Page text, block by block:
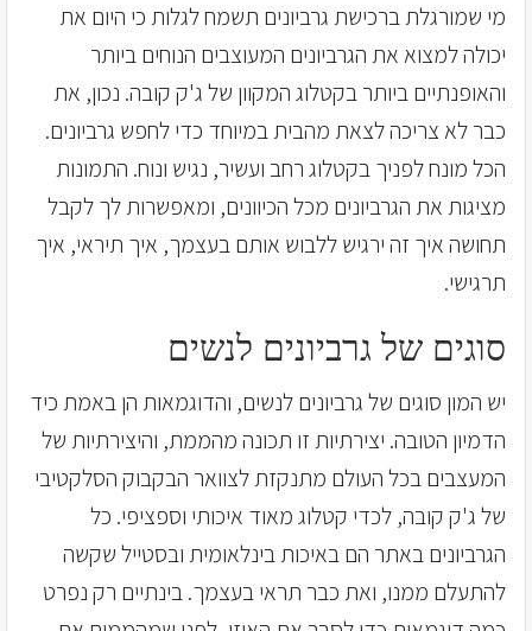
מי שמורגלת ברכישת גרביונים תשמח לגלות כי היום את
יכולה למצוא את הגרביונים המעוצבים הנוחים ביותר
והאופנתיים ביותר בקטלוג המקוון של ג'ק קובה. נכון, את
כבר לא צריכה לצאת מהבית במיוחד כדי לחפש גרביונים.
הכל מונח לפניך בקטלוג רחב ועשיר, נגיש ונוח. התמונות
מציגות את הגרביונים מכל הכיוונים, ומאפשרות לך לקבל
תחושה איך זה ירגיש ללבוש אותם בעצמך, איך תיראי, איך
תרגישי.
סוגים של גרביונים לנשים
יש המון סוגים של גרביונים לנשים, והדוגמאות הן באמת כיד
הדמיון הטובה. יצירתיות זו תכונה מהממת, והיצירתיות של
המעצבים בכל העולם מתנקזת לצוואר הבקבוק הסלקטיבי
של ג'ק קובה, לכדי קטלוג מאוד איכותי וספציפי. כל
הגרביונים באתר הם באיכות בינלאומית ובסטייל שקשה
להתעלם ממנו, ואת כבר תראי בעצמך. בינתיים רק נפרט